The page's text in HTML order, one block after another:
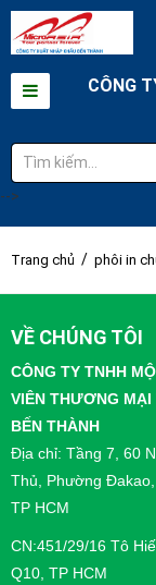
CÔNG
-->
Trang chủ / phôi in
VỀ CHÚNG TÔI
CÔNG TY TNHH
VIÊN THƯƠNG MẠI
BẾN THÀNH
Địa chỉ: Tầng 7, 60
Thủ, Phường Đakao,
TP HCM
CN:451/29/16 Tô
Q10, TP HCM